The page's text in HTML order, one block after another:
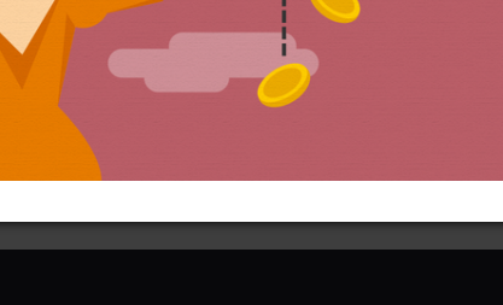
są dane Twoich komentarzy.